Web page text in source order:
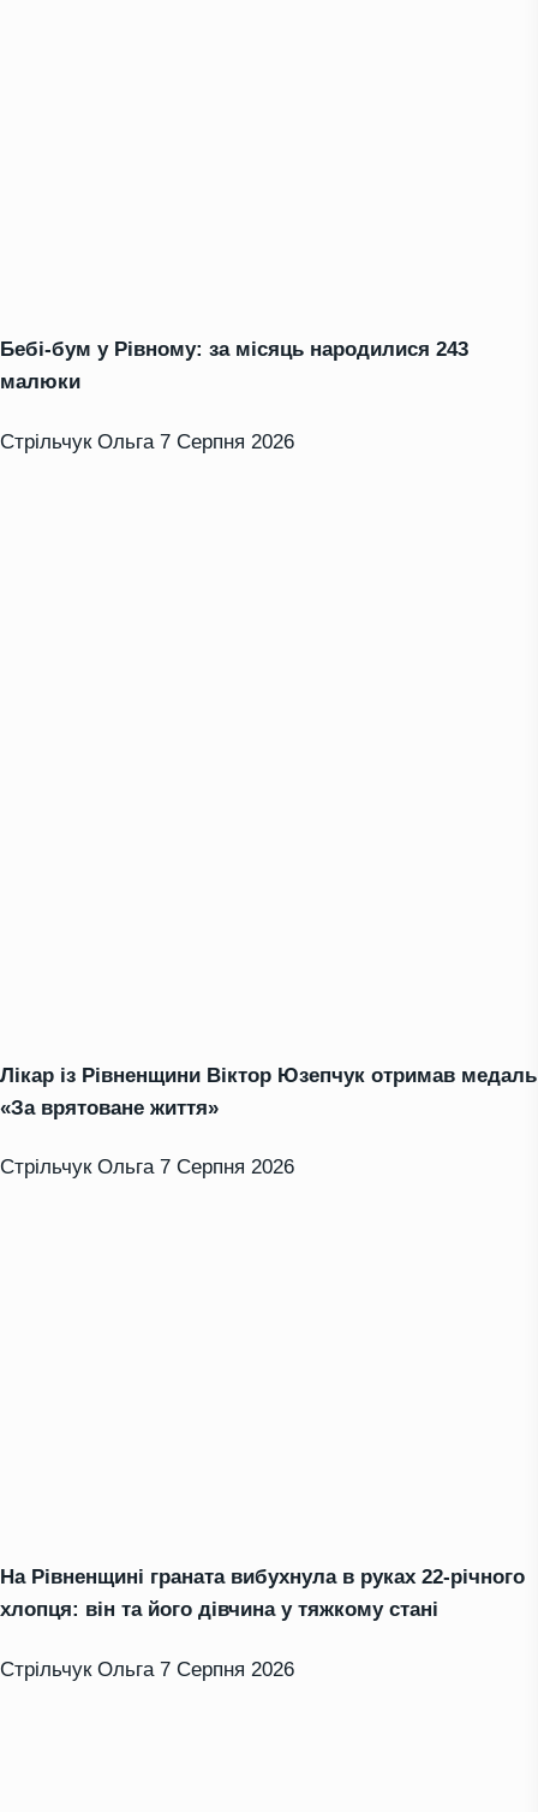
Бебі-бум у Рівному: за місяць народилися 243
малюки
Стрільчук Ольга 7 Серпня 2026
Лікар із Рівненщини Віктор Юзепчук отримав медаль
«За врятоване життя»
Стрільчук Ольга 7 Серпня 2026
На Рівненщині граната вибухнула в руках 22-річного
хлопця: він та його дівчина у тяжкому стані
Стрільчук Ольга 7 Серпня 2026